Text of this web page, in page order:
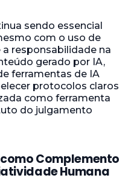
sendo essencial
com o uso de
responsabilidade na
gerado por IA,
ferramentas de IA
protocolos claros
como ferramenta
do julgamento
Complemento
Humana